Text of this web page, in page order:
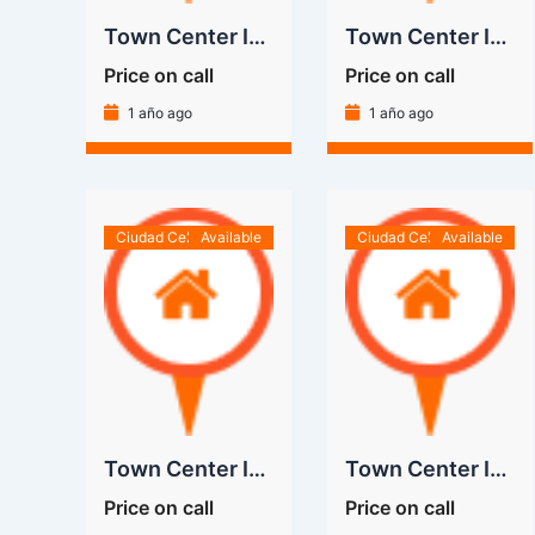
Town Center Isla Celeste – Lote E – 4
Price on call
1 año ago
Town Center Isla Celeste – Lote E – 3
Price on call
1 año ago
Ciudad CelesteAvailable
Town Center Isla Celeste – Lote E – 1
Price on call
Ciudad CelesteAvailable
Town Center Isla Celeste – Lote A – 4
Price on call